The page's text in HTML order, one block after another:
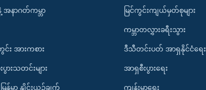
နာဂတ်ကမ္ဘာ
အားကစား
းသတင်းများ
ြန်မာ နှိုင်းယှဉ်ချက်
မြင်ကွင်းကျယ်မှတ်စုများ
ကမ္ဘာတလွှားခရီးသွား
ဒီသီတင်းပတ် အာရှနိုင်ငံရေး
အာရှစီးပွားရေး
ကျန်းမာရေး